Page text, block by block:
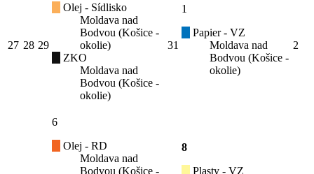
27 28 29
Olej - Sídlisko
Moldava nad
Bodvou (Košice -
okolie)
ZKO
Moldava nad
Bodvou (Košice -
okolie)
31
1
Papier - VZ
Moldava nad
Bodvou (Košice -
okolie)
2
6
Olej - RD
Moldava nad
Bodvou (Košice -
8
Plasty - VZ